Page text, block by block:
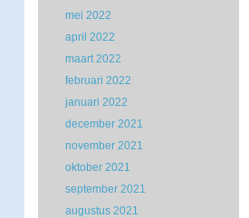
mei 2022
april 2022
maart 2022
februari 2022
januari 2022
december 2021
november 2021
oktober 2021
september 2021
augustus 2021